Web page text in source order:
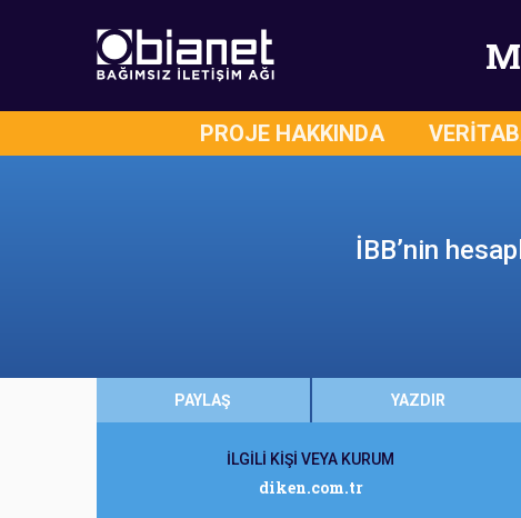
PROJE HAKKINDA
İBB’nin
PAYLAŞ YAZDIR
İLGİLİ KİŞİ VEYA KURUM
diken.com.tr